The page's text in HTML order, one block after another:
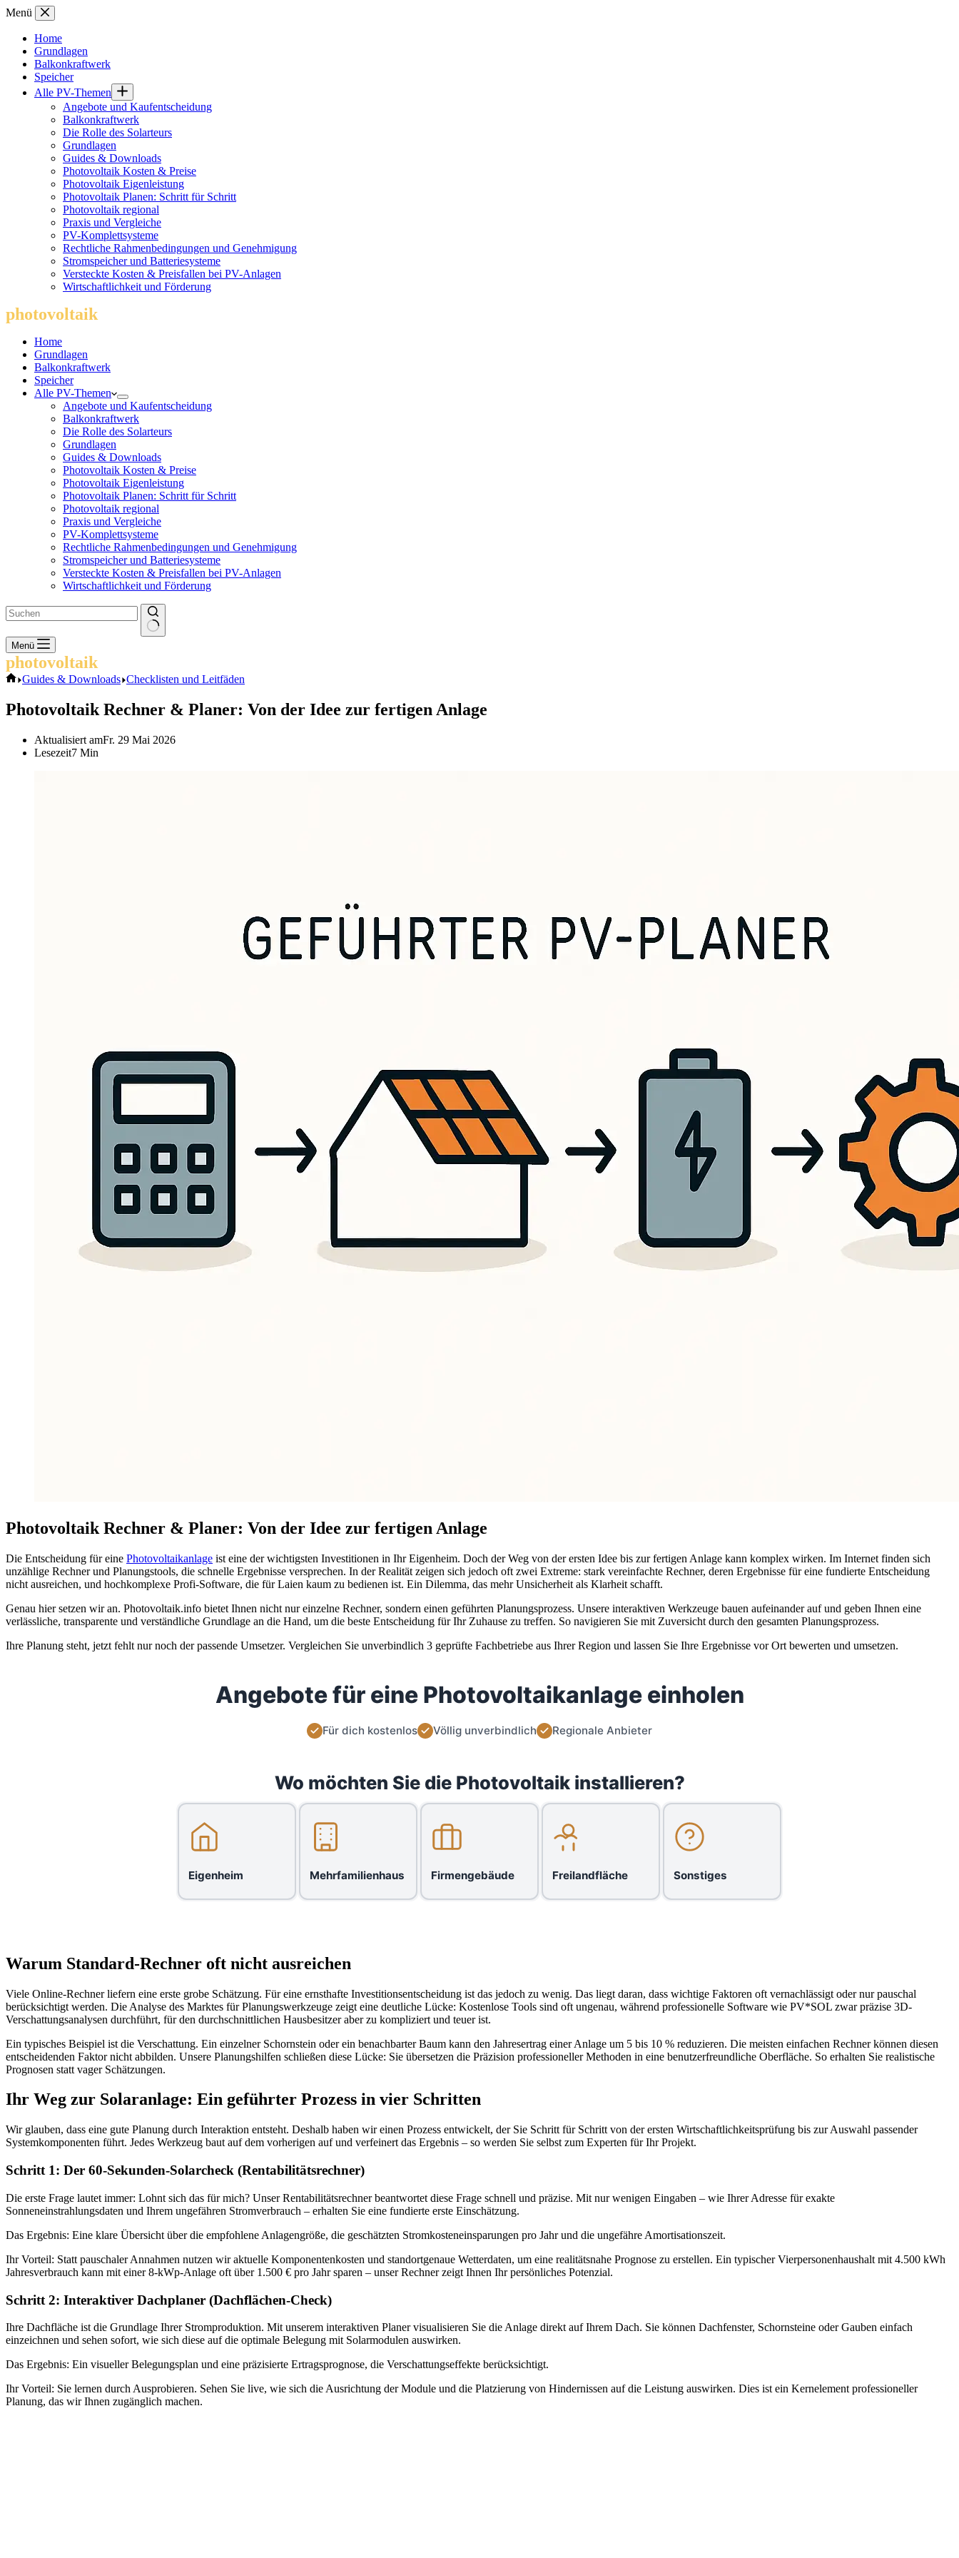
Zum
springen
Menü
Home
Grundlagen
Balkonkraftwerk
Speicher
Alle PV-Themen
Angebote und Kaufentscheidung
Balkonkraftwerk
Die Rolle des Solarteurs
Grundlagen
Guides & Downloads
Photovoltaik Kosten & Preise
Photovoltaik Eigenleistung
Photovoltaik Planen: Schritt für Schritt
Photovoltaik regional
Praxis und Vergleiche
PV-Komplettsysteme
Rechtliche Rahmenbedingungen und Genehmigung
Stromspeicher und Batteriesysteme
Versteckte Kosten & Preisfallen bei PV-Anlagen
Wirtschaftlichkeit und Förderung
photovoltaik
Home
Grundlagen
Balkonkraftwerk
Speicher
Alle PV-Themen
Angebote und Kaufentscheidung
Balkonkraftwerk
Die Rolle des Solarteurs
Grundlagen
Guides & Downloads
Photovoltaik Kosten & Preise
Photovoltaik Eigenleistung
Photovoltaik Planen: Schritt für Schritt
Photovoltaik regional
Praxis und Vergleiche
PV-Komplettsysteme
Rechtliche Rahmenbedingungen und Genehmigung
Stromspeicher und Batteriesysteme
Versteckte Kosten & Preisfallen bei PV-Anlagen
Wirtschaftlichkeit und Förderung
Keine
Ergebnisse
Menü
photovoltaik
Start
Guides & Downloads Checklisten und Leitfäden
Photovoltaik Rechner & Planer: Von der Idee zur fertigen Anlage
Aktualisiert amFr. 29 Mai 2026
Lesezeit7 Min
Photovoltaik Rechner & Planer: Von der Idee zur fertigen Anlage
Die Entscheidung für eine Photovoltaikanlage ist eine der wichtigsten Investitionen in Ihr Eigenheim. Doch der Weg von der ersten Idee bis zur fertigen Anlage kann komplex wirken. Im Internet finden sich
unzählige Rechner und Planungstools, die schnelle Ergebnisse versprechen. In der Realität zeigen sich jedoch oft zwei Extreme: stark vereinfachte Rechner, deren Ergebnisse für eine fundierte Entscheidung
nicht ausreichen, und hochkomplexe Profi-Software, die für Laien kaum zu bedienen ist. Ein Dilemma, das mehr Unsicherheit als Klarheit schafft.
Genau hier setzen wir an. Photovoltaik.info bietet Ihnen nicht nur einzelne Rechner, sondern einen geführten Planungsprozess. Unsere interaktiven Werkzeuge bauen aufeinander auf und geben Ihnen eine
verlässliche, transparente und verständliche Grundlage an die Hand, um die beste Entscheidung für Ihr Zuhause zu treffen. So navigieren Sie mit Zuversicht durch den gesamten Planungsprozess.
Ihre Planung steht, jetzt fehlt nur noch der passende Umsetzer. Vergleichen Sie unverbindlich 3 geprüfte Fachbetriebe aus Ihrer Region und lassen Sie Ihre Ergebnisse vor Ort bewerten und umsetzen.
Angebote für eine Photovoltaikanlage einholen
Für dich kostenlos Völlig unverbindlich Regionale Anbieter
Wo möchten Sie die Photovoltaik installieren?
Eigenheim Mehrfamilienhaus Firmengebäude Freilandfläche Sonstiges
Warum Standard-Rechner oft nicht ausreichen
Viele Online-Rechner liefern eine erste grobe Schätzung. Für eine ernsthafte Investitionsentscheidung ist das jedoch zu wenig. Das liegt daran, dass wichtige Faktoren oft vernachlässigt oder nur pauschal
berücksichtigt werden. Die Analyse des Marktes für Planungswerkzeuge zeigt eine deutliche Lücke: Kostenlose Tools sind oft ungenau, während professionelle Software wie PV*SOL zwar präzise 3D-
Verschattungsanalysen durchführt, für den durchschnittlichen Hausbesitzer aber zu kompliziert und teuer ist.
Ein typisches Beispiel ist die Verschattung. Ein einzelner Schornstein oder ein benachbarter Baum kann den Jahresertrag einer Anlage um 5 bis 10 % reduzieren. Die meisten einfachen Rechner können diesen
entscheidenden Faktor nicht abbilden. Unsere Planungshilfen schließen diese Lücke: Sie übersetzen die Präzision professioneller Methoden in eine benutzerfreundliche Oberfläche. So erhalten Sie realistische
Prognosen statt vager Schätzungen.
Ihr Weg zur Solaranlage: Ein geführter Prozess in vier Schritten
Wir glauben, dass eine gute Planung durch Interaktion entsteht. Deshalb haben wir einen Prozess entwickelt, der Sie Schritt für Schritt von der ersten Wirtschaftlichkeitsprüfung bis zur Auswahl passender
Systemkomponenten führt. Jedes Werkzeug baut auf dem vorherigen auf und verfeinert das Ergebnis – so werden Sie selbst zum Experten für Ihr Projekt.
Schritt 1: Der 60-Sekunden-Solarcheck (Rentabilitätsrechner)
Die erste Frage lautet immer: Lohnt sich das für mich? Unser Rentabilitätsrechner beantwortet diese Frage schnell und präzise. Mit nur wenigen Eingaben – wie Ihrer Adresse für exakte
Sonneneinstrahlungsdaten und Ihrem ungefähren Stromverbrauch – erhalten Sie eine fundierte erste Einschätzung.
Das Ergebnis: Eine klare Übersicht über die empfohlene Anlagengröße, die geschätzten Stromkosteneinsparungen pro Jahr und die ungefähre Amortisationszeit.
Ihr Vorteil: Statt pauschaler Annahmen nutzen wir aktuelle Komponentenkosten und standortgenaue Wetterdaten, um eine realitätsnahe Prognose zu erstellen. Ein typischer Vierpersonenhaushalt mit 4.500 kWh
Jahresverbrauch kann mit einer 8-kWp-Anlage oft über 1.500 € pro Jahr sparen – unser Rechner zeigt Ihnen Ihr persönliches Potenzial.
Schritt 2: Interaktiver Dachplaner (Dachflächen-Check)
Ihre Dachfläche ist die Grundlage Ihrer Stromproduktion. Mit unserem interaktiven Planer visualisieren Sie die Anlage direkt auf Ihrem Dach. Sie können Dachfenster, Schornsteine oder Gauben einfach
einzeichnen und sehen sofort, wie sich diese auf die optimale Belegung mit Solarmodulen auswirken.
Das Ergebnis: Ein visueller Belegungsplan und eine präzisierte Ertragsprognose, die Verschattungseffekte berücksichtigt.
Ihr Vorteil: Sie lernen durch Ausprobieren. Sehen Sie live, wie sich die Ausrichtung der Module und die Platzierung von Hindernissen auf die Leistung auswirken. Dies ist ein Kernelement professioneller
Planung, das wir Ihnen zugänglich machen.